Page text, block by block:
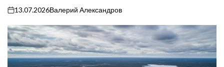
on
13.07.2026Валерий Александров